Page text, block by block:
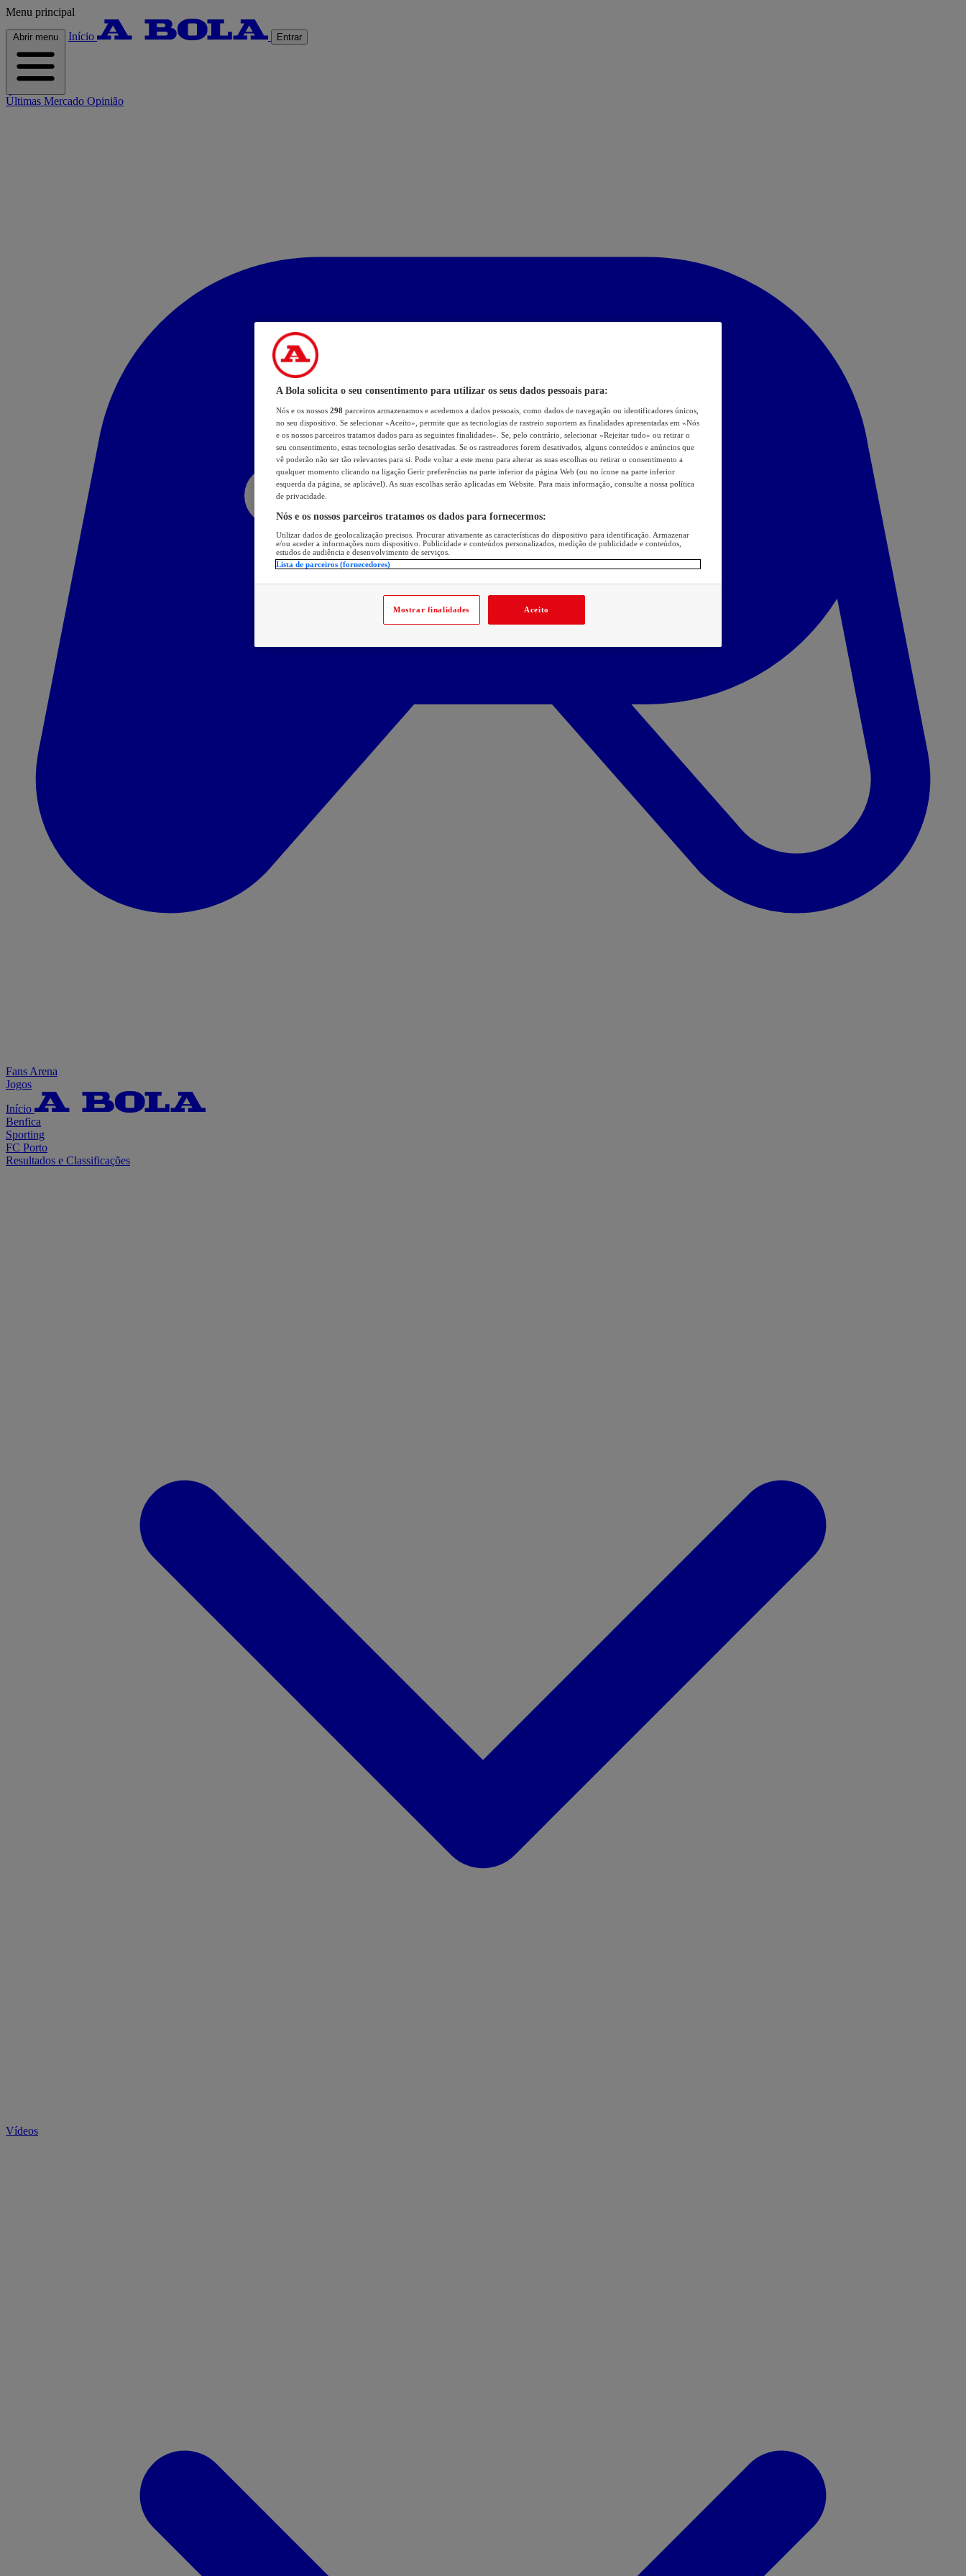
Menu principal
Abrir menu Início Entrar
Últimas Mercado Opinião
Fans Arena
Jogos
Início
Benfica
Sporting
FC Porto
Resultados e Classificações
Vídeos
A Bola solicita o seu consentimento para utilizar os seus dados pessoais para:
Nós e os nossos 298 parceiros armazenamos e acedemos a dados pessoais, como dados de navegação ou identificadores únicos,
no seu dispositivo. Se selecionar «Aceito», permite que as tecnologias de rastreio suportem as finalidades apresentadas em «Nós
e os nossos parceiros tratamos dados para as seguintes finalidades». Se, pelo contrário, selecionar «Rejeitar tudo» ou retirar o
seu consentimento, estas tecnologias serão desativadas. Se os rastreadores forem desativados, alguns conteúdos e anúncios que
vê poderão não ser tão relevantes para si. Pode voltar a este menu para alterar as suas escolhas ou retirar o consentimento a
qualquer momento clicando na ligação Gerir preferências na parte inferior da página Web (ou no ícone na parte inferior
esquerda da página, se aplicável). As suas escolhas serão aplicadas em Website. Para mais informação, consulte a nossa política
de privacidade.
Nós e os nossos parceiros tratamos os dados para fornecermos:
Utilizar dados de geolocalização precisos. Procurar ativamente as características do dispositivo para identificação. Armazenar
e/ou aceder a informações num dispositivo. Publicidade e conteúdos personalizados, medição de publicidade e conteúdos,
estudos de audiência e desenvolvimento de serviços.
Lista de parceiros (fornecedores)
Mostrar finalidades Aceito